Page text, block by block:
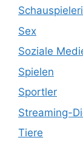
Sex
Soziale
Spielen
Sportler
Streaming-
Tiere